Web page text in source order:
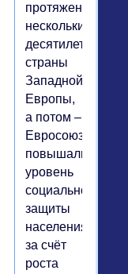
протяжении
нескольких
десятилетий
страны
Западной
Европы,
а потом –
Евросоюза
повышали
уровень
социальной
защиты
населения
за счёт
роста